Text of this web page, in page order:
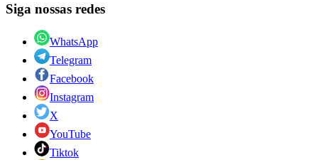
Siga nossas redes
WhatsApp
Telegram
Facebook
Instagram
X
YouTube
Tiktok